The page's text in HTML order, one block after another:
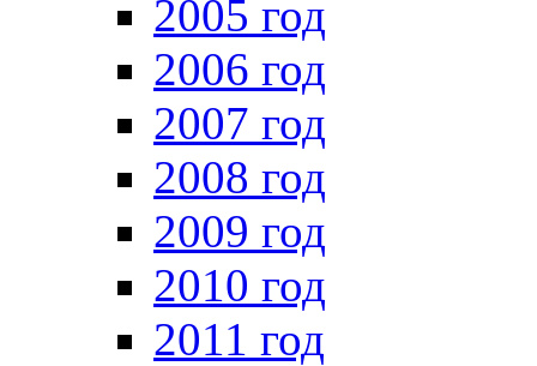
2005 год
2006 год
2007 год
2008 год
2009 год
2010 год
2011 год